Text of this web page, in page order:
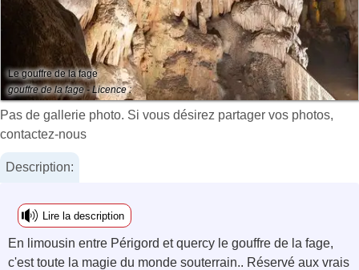
Le gouffre de la fage
gouffre de la fage - Licence :
Pas de gallerie photo. Si vous désirez partager vos photos,
contactez-nous
Description:
Lire la description
En limousin entre Périgord et quercy le gouffre de la fage,
c'est toute la magie du monde souterrain.. Réservé aux vrais